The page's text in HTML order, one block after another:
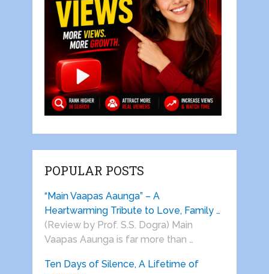
POPULAR POSTS
“Main Vaapas Aaunga” – A
Heartwarming Tribute to Love, Family …
(Review by Prof. S.S. Dogra) Main
Vaapas Aaunga is far more than …
Ten Days of Silence, A Lifetime of